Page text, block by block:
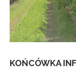
KOŃCÓWKA